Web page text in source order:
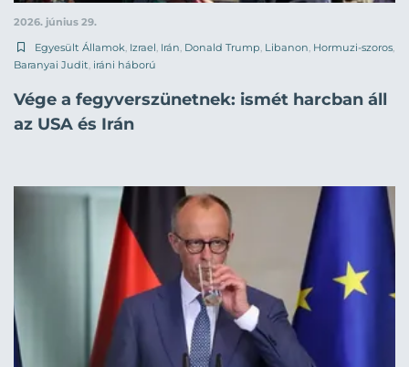
2026. június 29.
Egyesült Államok, Izrael, Irán, Donald Trump, Libanon, Hormuzi-szoros,
Baranyai Judit, iráni háború
Vége a fegyverszünetnek: ismét harcban áll
az USA és Irán